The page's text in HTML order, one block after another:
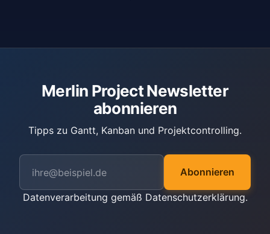
Merlin Project Newsletter
abonnieren
Tipps zu Gantt, Kanban und Projektcontrolling.
Abonnieren
Datenverarbeitung gemäß Datenschutzerklärung.